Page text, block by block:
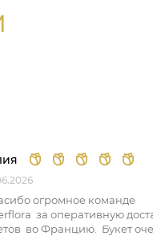
огромное команде
за оперативную
во Францию. Букет